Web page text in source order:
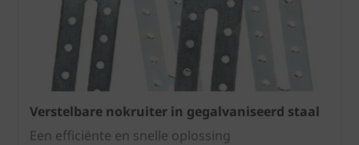
Verstelbare nokruiter in gegalvaniseerd staal
Een efficiënte en snelle oplossing